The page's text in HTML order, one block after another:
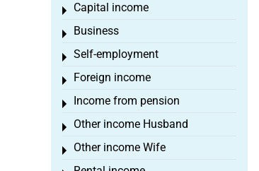
Capital income
Toggle menu
Business
Toggle menu
Self-employment
Toggle menu
Foreign income
Toggle menu
Income from pension
Toggle menu
Other income Husband
Toggle menu
Other income Wife
Toggle menu